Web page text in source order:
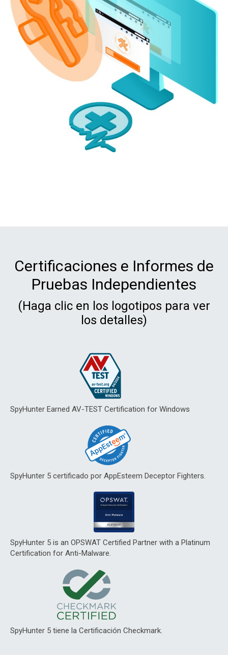
Certificaciones e Informes de
Pruebas Independientes
(Haga clic en los logotipos para ver
los detalles)
SpyHunter Earned AV-TEST Certification for Windows
SpyHunter 5 certificado por AppEsteem Deceptor Fighters.
SpyHunter 5 is an OPSWAT Certified Partner with a Platinum
Certification for Anti-Malware.
SpyHunter 5 tiene la Certificación Checkmark.